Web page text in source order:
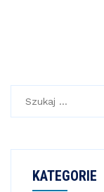
KATEGORIE